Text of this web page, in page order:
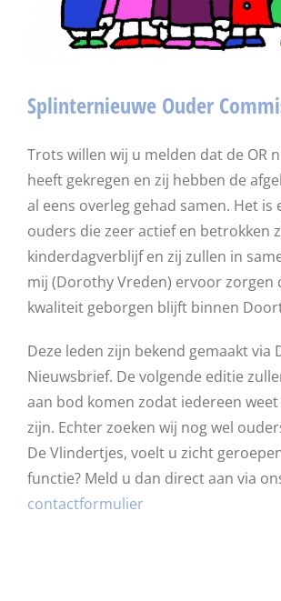
Splinternieuwe Ouder
Trots willen wij u melden dat de OR
heeft gekregen en zij hebben de
al eens overleg gehad samen. Het is
ouders die zeer actief en betrokken
kinderdagverblijf en zij zullen in
mij (Dorothy Vreden) ervoor zorgen
kwaliteit geborgen blijft binnen
Deze leden zijn bekend gemaakt via
Nieuwsbrief. De volgende editie
aan bod komen zodat iedereen
zijn. Echter zoeken wij nog wel
De Vlindertjes, voelt u zicht
functie? Meld u dan direct aan via
contactformulier